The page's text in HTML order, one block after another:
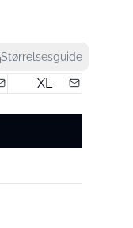
Størrelsesguide
XL